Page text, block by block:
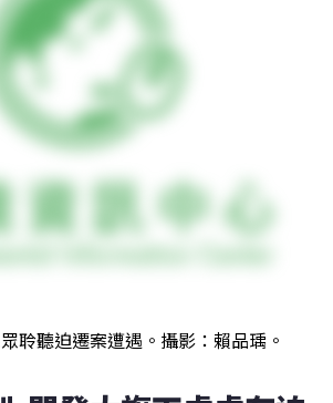
聆聽迫遷案遭遇。攝影：賴品瑀。